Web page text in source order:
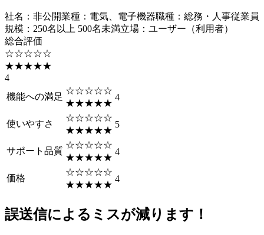
社名 ： 非公開業種 ： 電気、電子機器職種 ： 総務・人事従業員
規模 ： 250名以上 500名未満立場 ： ユーザー（利用者）
総合評価
☆☆☆☆☆
★★★★★
4
機能への満足
☆☆☆☆☆
★★★★★
4
使いやすさ
☆☆☆☆☆
★★★★★
5
サポート品質
☆☆☆☆☆
★★★★★
4
価格
☆☆☆☆☆
★★★★★
4
誤送信によるミスが減ります！